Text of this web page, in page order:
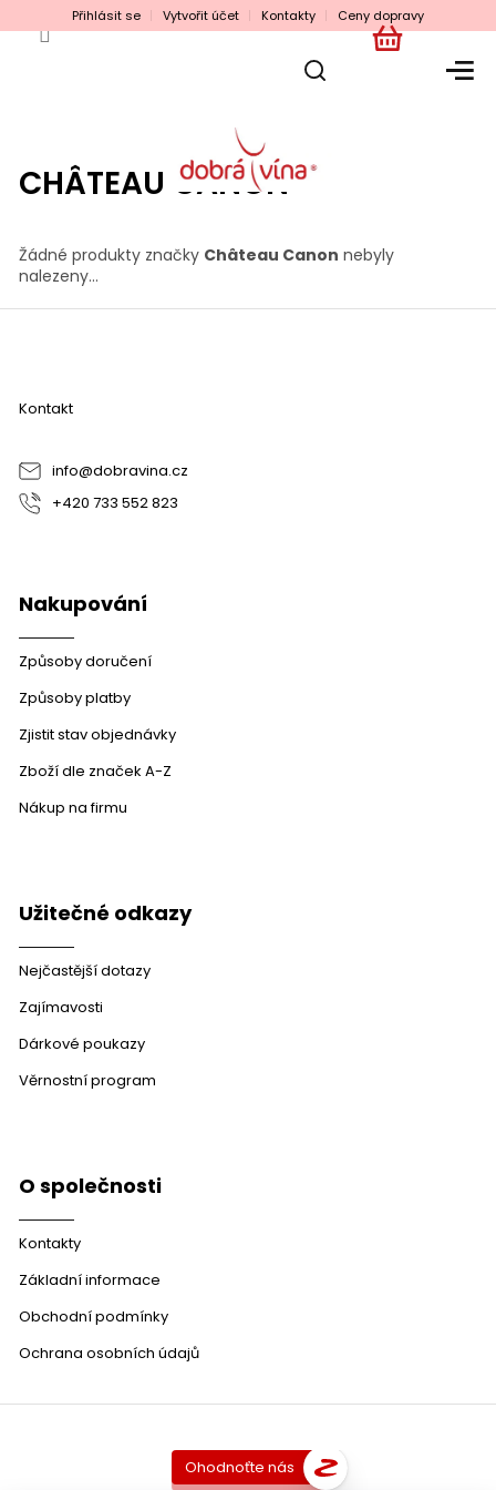
na
Přihlásit se Vytvořit účet Kontakty Ceny dopravy
NÁKUPNÍ
CHÂTEAU CANON
Žádné produkty značky Château Canon nebyly
nalezeny...
Z
Kontakt
info@dobravina.cz
+420 733 552 823
Nakupování
Způsoby doručení
Způsoby platby
Zjistit stav objednávky
Zboží dle značek A-Z
Nákup na firmu
Užitečné odkazy
Nejčastější dotazy
Zajímavosti
Dárkové poukazy
Věrnostní program
O společnosti
Kontakty
Základní informace
Obchodní podmínky
Ochrana osobních údajů
Ohodnoťte nás